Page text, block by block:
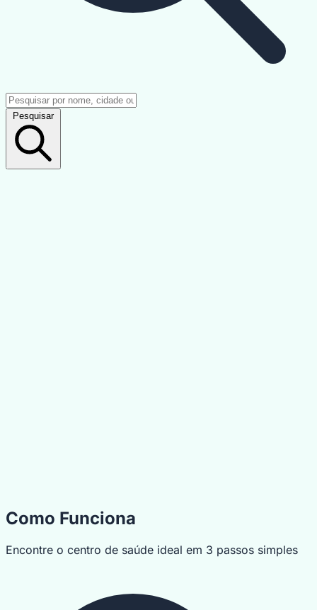
Pesquisar
Como Funciona
Encontre o centro de saúde ideal em 3 passos simples